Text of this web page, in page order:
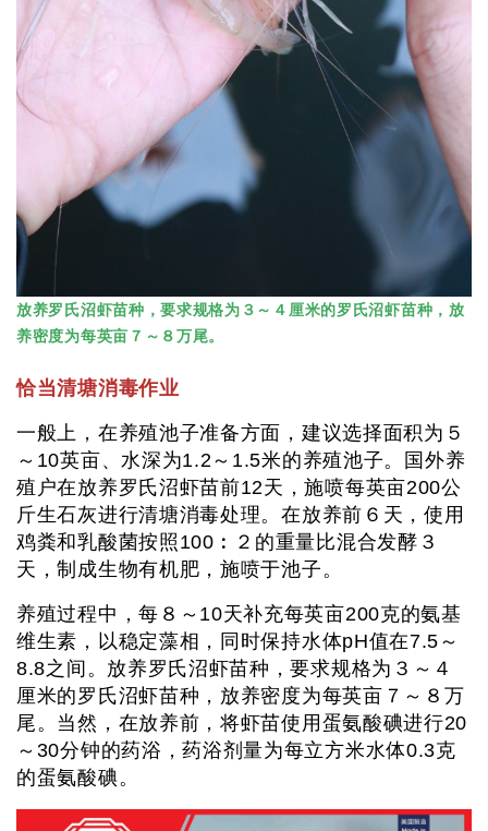
放养罗氏沼虾苗种，要求规格为３～４厘米的罗氏沼虾苗种，放
养密度为每英亩７～８万尾。
恰当清塘消毒作业
一般上，在养殖池子准备方面，建议选择面积为５
～10英亩、水深为1.2～1.5米的养殖池子。国外养
殖户在放养罗氏沼虾苗前12天，施喷每英亩200公
斤生石灰进行清塘消毒处理。在放养前６天，使用
鸡粪和乳酸菌按照100︰２的重量比混合发酵３
天，制成生物有机肥，施喷于池子。
养殖过程中，每８～10天补充每英亩200克的氨基
维生素，以稳定藻相，同时保持水体pH值在7.5～
8.8之间。放养罗氏沼虾苗种，要求规格为３～４
厘米的罗氏沼虾苗种，放养密度为每英亩７～８万
尾。当然，在放养前，将虾苗使用蛋氨酸碘进行20
～30分钟的药浴，药浴剂量为每立方米水体0.3克
的蛋氨酸碘。